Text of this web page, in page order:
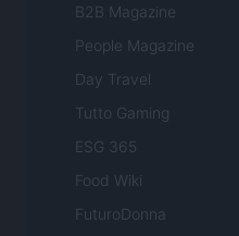
B2B Magazine
People Magazine
Day Travel
Tutto Gaming
ESG 365
Food Wiki
FuturoDonna